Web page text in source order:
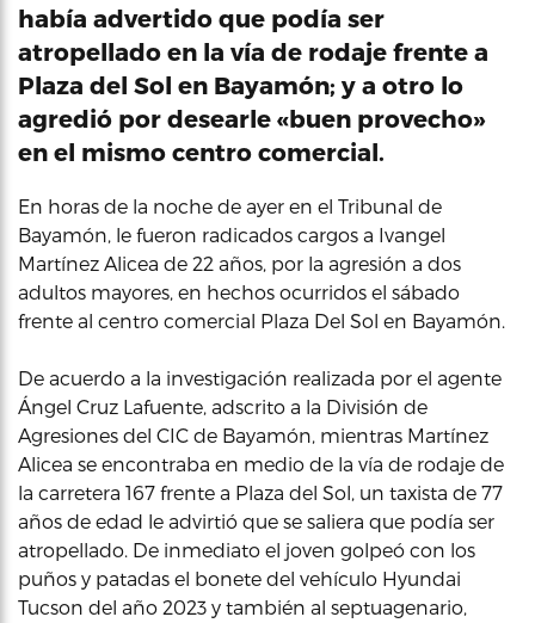
había advertido que podía ser
atropellado en la vía de rodaje frente a
Plaza del Sol en Bayamón; y a otro lo
agredió por desearle «buen provecho»
en el mismo centro comercial.
En horas de la noche de ayer en el Tribunal de
Bayamón, le fueron radicados cargos a Ivangel
Martínez Alicea de 22 años, por la agresión a dos
adultos mayores, en hechos ocurridos el sábado
frente al centro comercial Plaza Del Sol en Bayamón.
De acuerdo a la investigación realizada por el agente
Ángel Cruz Lafuente, adscrito a la División de
Agresiones del CIC de Bayamón, mientras Martínez
Alicea se encontraba en medio de la vía de rodaje de
la carretera 167 frente a Plaza del Sol, un taxista de 77
años de edad le advirtió que se saliera que podía ser
atropellado. De inmediato el joven golpeó con los
puños y patadas el bonete del vehículo Hyundai
Tucson del año 2023 y también al septuagenario,